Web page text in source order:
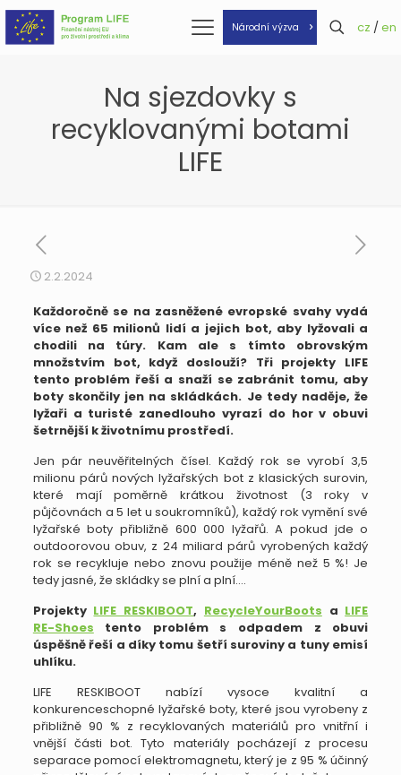
Národní výzva cz / en
Na sjezdovky s
recyklovanými botami
LIFE
2.2.2024
Každoročně se na zasněžené evropské svahy vydá
více než 65 milionů lidí a jejich bot, aby lyžovali a
chodili na túry. Kam ale s tímto obrovským
množstvím bot, když doslouží? Tři projekty LIFE
tento problém řeší a snaží se zabránit tomu, aby
boty skončily jen na skládkách. Je tedy naděje, že
lyžaři a turisté zanedlouho vyrazí do hor v obuvi
šetrnější k životnímu prostředí.
Jen pár neuvěřitelných čísel. Každý rok se vyrobí 3,5
milionu párů nových lyžařských bot z klasických surovin,
které mají poměrně krátkou životnost (3 roky v
půjčovnách a 5 let u soukromníků), každý rok vymění své
lyžařské boty přibližně 600 000 lyžařů. A pokud jde o
outdoorovou obuv, z 24 miliard párů vyrobených každý
rok se recykluje nebo znovu použije méně než 5 %! Je
tedy jasné, že skládky se plní a plní….
Projekty LIFE RESKIBOOT, RecycleYourBoots a LIFE
RE-Shoes tento problém s odpadem z obuvi
úspěšně řeší a díky tomu šetří suroviny a tuny emisí
uhlíku.
LIFE RESKIBOOT nabízí vysoce kvalitní a
konkurenceschopné lyžařské boty, které jsou vyrobeny z
přibližně 90 % z recyklovaných materiálů pro vnitřní i
vnější části bot. Tyto materiály pocházejí z procesu
separace pomocí elektromagnetu, který je z 95 % účinný